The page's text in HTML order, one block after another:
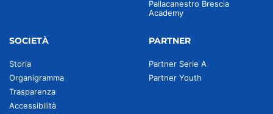
Pallacanestro Brescia
Academy
SOCIETÀ
Storia
Organigramma
Trasparenza
Accessibilità
PARTNER
Partner Serie A
Partner Youth